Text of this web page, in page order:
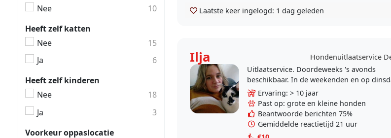
Laatste keer ingelogd: 1 dag geleden
Ilja
Hondenuitlaatservice
Uitlaatservice. Doordeweeks 's avonds
beschikbaar. In de weekenden en op dinsdag
zowel overdag als 's avonds beschikbaar.
Ervaring: > 10 jaar
Past op: grote en kleine honden
Beantwoorde berichten 75%
Gemiddelde reactietijd 21 uur
Nee
10
Heeft zelf katten
Nee
15
Ja
6
Heeft zelf kinderen
Nee
18
Ja
3
Voorkeur oppaslocatie